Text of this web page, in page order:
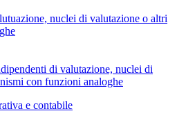
nuclei di valutazione o altri
di valutazione, nuclei di
con funzioni analoghe
e contabile